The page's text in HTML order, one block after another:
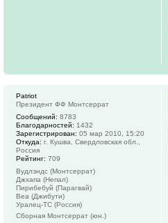
Patriot
Президент ФФ Монтсеррат
Сообщений: 8783
Благодарностей: 1432
Зарегистрирован: 05 мар 2010, 15:20
Откуда: г. Кушва, Свердловская обл.,
Россия
Рейтинг: 709
Вудлэндс (Монтсеррат)
Джхапа (Непал)
Пирибебуй (Парагвай)
Веа (Джибути)
Уралец-ТС (Россия)
Сборная Монтсеррат (юн.)